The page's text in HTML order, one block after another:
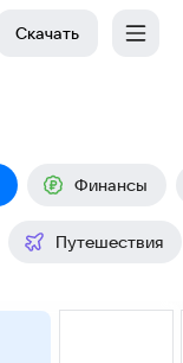
Скачать
Финансы
Путешествия